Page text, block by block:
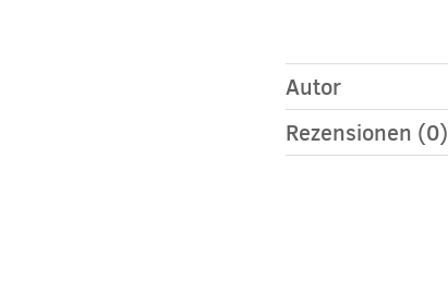
Autor
Rezensionen (0)